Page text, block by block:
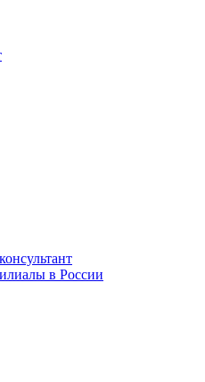
в России